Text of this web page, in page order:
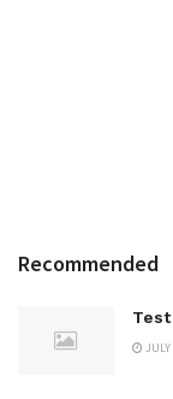
Recommended
JULY